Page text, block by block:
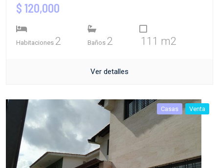
$ 120,000
Habitaciones 2 Baños 2 111 m2
Ver detalles
Casas Venta